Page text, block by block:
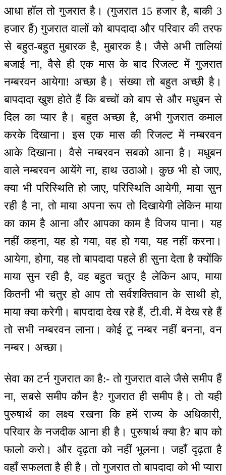
आधा हॉल तो गुजरात है। (गुजरात 15 हजार है, बाकी 3
हजार हैं) गुजरात वालों को बापदादा और परिवार की तरफ
से बहुत-बहुत मुबारक है, मुबारक है। जैसे अभी तालियां
बजाई ना, वैसे ही एक मास के बाद रिजल्ट में गुजरात
नम्बरवन आयेगा! अच्छा है। संख्या तो बहुत अच्छी है।
बापदादा खुश होते हैं कि बच्चों को बाप से और मधुबन से
दिल का प्यार है। बहुत अच्छा है, अभी गुजरात कमाल
करके दिखाना। इस एक मास की रिजल्ट में नम्बरवन
आके दिखाना। वैसे नम्बरवन सबको आना है। मधुबन
वाले नम्बरवन आयेंगे ना, हाथ उठाओ। कुछ भी हो जाए,
क्या भी परिस्थिति हो जाए, परिस्थिति आयेगी, माया सुन
रही है ना, तो माया अपना रूप तो दिखायेगी लेकिन माया
का काम है आना और आपका काम है विजय पाना। यह
नहीं कहना, यह हो गया, वह हो गया, यह नहीं करना।
आयेगा, होगा, यह तो बापदादा पहले ही सुना देता है क्योंकि
माया सुन रही है, वह बहुत चतुर है लेकिन आप, माया
कितनी भी चतुर हो आप तो सर्वशक्तिवान के साथी हो,
माया क्या करेगी। बापदादा देख रहे हैं, टी.वी. में देख रहे हैं
तो सभी नम्बरवन लाना। कोई टू नम्बर नहीं बनना, वन
नम्बर। अच्छा।
सेवा का टर्न गुजरात का है:- तो गुजरात वाले जैसे समीप हैं
ना, सबसे समीप कौन है? गुजरात ही समीप है। तो यही
पुरुषार्थ का लक्ष्य रखना कि हमें राज्य के अधिकारी,
परिवार के नजदीक आना ही है। पुरुषार्थ क्या है? बाप को
फालो करो। और दृढ़ता को नहीं भूलना। जहाँ दृढ़ता है
वहाँ सफलता है ही है। तो गुजरात तो बापदादा को भी प्यारा